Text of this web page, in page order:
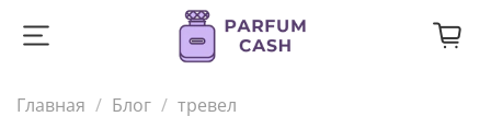
Главная Блог тревел